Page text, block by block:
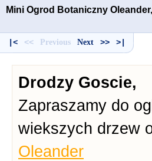
Mini Ogrod Botaniczny
|< << Previous Next >> >|
Drodzy Goscie,
Zapraszamy do
wiekszych drzew
Oleander